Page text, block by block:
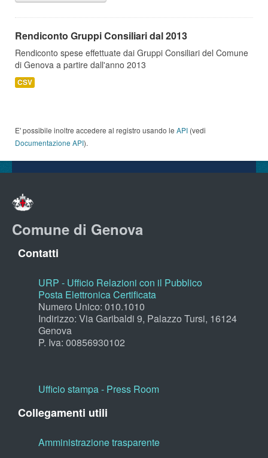
Rendiconto Gruppi Consiliari dal 2013
Rendiconto spese effettuate dai Gruppi Consiliari del Comune
di Genova a partire dall'anno 2013
CSV
E' possibile inoltre accedere al registro usando le API (vedi
Documentazione API).
Comune di Genova
Contatti
URP - Ufficio Relazioni con il Pubblico
Posta Elettronica Certificata
Numero Unico: 010.1010
Indirizzo: Via Garibaldi 9, Palazzo Tursi, 16124
Genova
P. Iva: 00856930102
Ufficio stampa - Press Room
Collegamenti utili
Amministrazione trasparente